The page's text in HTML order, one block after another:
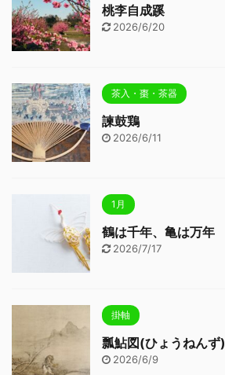
桃李自成蹊
2026/6/20
茶入・棗・茶器
諫鼓鶏
2026/6/11
1月
鶴は千年、亀は万年
2026/7/17
掛軸
瓢鮎図(ひょうねんず)
2026/6/9